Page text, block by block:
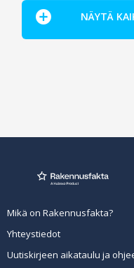
NÄYTÄ
Mikä on Rakennusfakta?
Yhteystiedot
Uutiskirjeen aikataulu ja